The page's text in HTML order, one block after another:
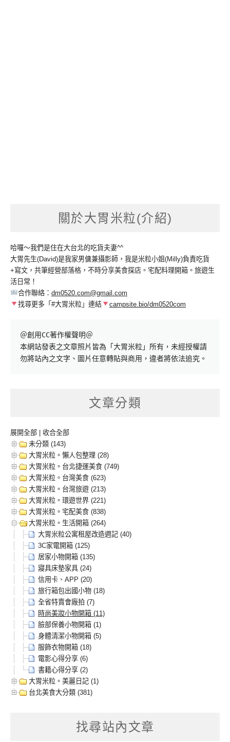
關於大胃米粒(介紹)
哈囉～我們是住在大台北的吃貨夫妻^^
大胃先生(David)是我家男傭兼攝影師，我是米粒小姐(Milly)負責吃貨
+寫文，共筆經營部落格，不時分享美食探店。宅配料理開箱。旅遊生
活日常！
合作聯絡： dm0520.com@gmail.com
找尋更多「#大胃米粒」連結
campsite.bio/dm0520com
＠創用CC著作權聲明＠
本網站發表之文章照片皆為「大胃米粒」所有，未經授權請
勿將站內之文字、圖片任意轉貼與商用，違者將依法追究。
文章分類
展開全部
收合全部
未分類 (143)
大胃米粒。懶人包整理 (28)
大胃米粒。台北捷運美食 (749)
大胃米粒。台灣美食 (623)
大胃米粒。台灣旅遊 (213)
大胃米粒。環遊世界 (221)
大胃米粒。宅配美食 (838)
大胃米粒。生活開箱 (264)
大胃米粒公寓租屋改造週記 (40)
3C家電開箱 (125)
居家小物開箱 (135)
寢具床墊家具 (24)
信用卡、APP (20)
旅行箱包出國小物 (18)
全省特賣會廠拍 (7)
時尚美妝小物開箱 (11)
臉部保養小物開箱 (1)
身體清潔小物開箱 (5)
服飾衣物開箱 (18)
電影心得分享 (6)
書籍心得分享 (2)
大胃米粒。美麗日記 (1)
台北美食大分類 (381)
找尋站內文章